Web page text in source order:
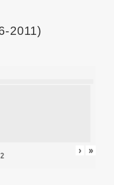
2011)
› »